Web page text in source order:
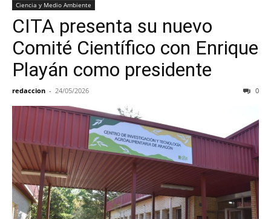
Ciencia y Medio Ambiente
CITA presenta su nuevo
Comité Científico con Enrique
Playán como presidente
redaccion - 24/05/2026 0